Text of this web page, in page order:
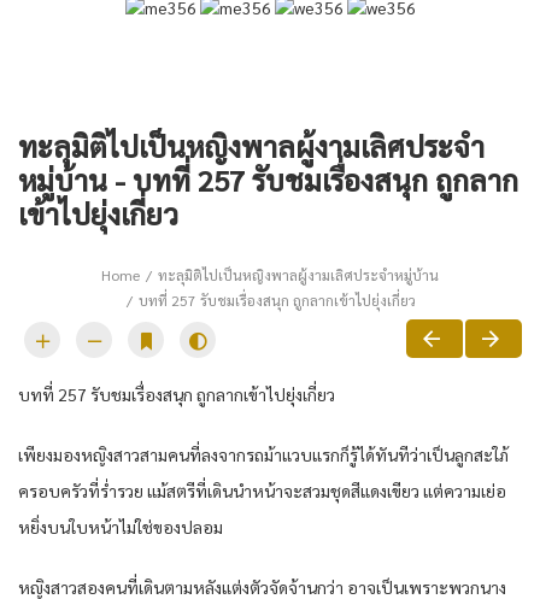
ทะลุมิติไปเป็นหญิงพาลผู้งามเลิศประจำ
หมู่บ้าน - บทที่ 257 รับชมเรื่องสนุก ถูกลาก
เข้าไปยุ่งเกี่ยว
Home
ทะลุมิติไปเป็นหญิงพาลผู้งามเลิศประจำหมู่บ้าน
บทที่ 257 รับชมเรื่องสนุก ถูกลากเข้าไปยุ่งเกี่ยว
บทที่ 257 รับชมเรื่องสนุก ถูกลากเข้าไปยุ่งเกี่ยว
เพียงมองหญิงสาวสามคนที่ลงจากรถม้าแวบแรกก็รู้ได้ทันทีว่าเป็นลูกสะใภ้
ครอบครัวที่ร่ำรวย แม้สตรีที่เดินนำหน้าจะสวมชุดสีแดงเขียว แต่ความเย่อ
หยิ่งบนใบหน้าไม่ใช่ของปลอม
หญิงสาวสองคนที่เดินตามหลังแต่งตัวจัดจ้านกว่า อาจเป็นเพราะพวกนาง